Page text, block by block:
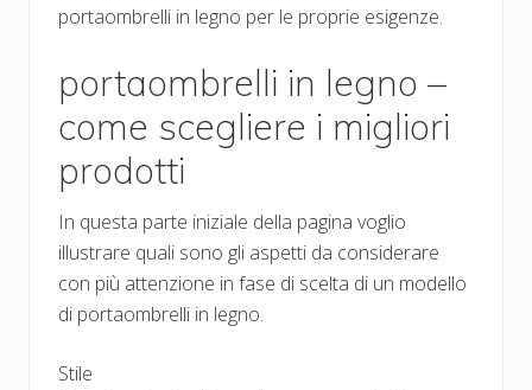
portaombrelli in legno per le proprie esigenze.
portaombrelli in legno –
come scegliere i migliori
prodotti
In questa parte iniziale della pagina voglio
illustrare quali sono gli aspetti da considerare
con più attenzione in fase di scelta di un modello
di portaombrelli in legno.
Stile